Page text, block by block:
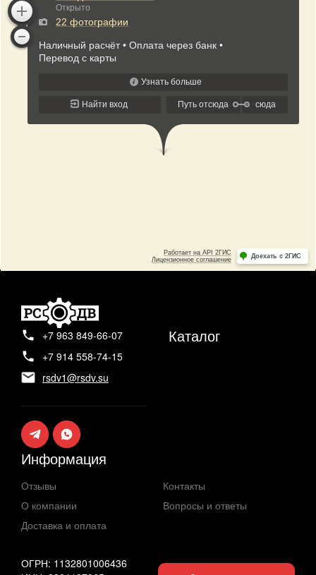
ОГРН: 1132801006436
+7 963 849-66-07
+7 914 558-74-15
rsdv1@rsdv.su
Каталог
Информация
Отзывы
О компании
Доставка и оплата
Контакты
Вопросы и ответы